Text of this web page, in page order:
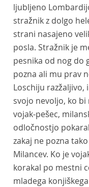
ljubljeno
stražnik z dolgo
strani nasajeno
posla. Stražnik je
pesnika od nog do
pozna ali mu prav
Loschiju razžaljivo,
svojo nevoljo, ko
vojak-pešec,
odločnostjo
zakaj ne pozna
Milancev. Ko je
korakal po mestni
mladega